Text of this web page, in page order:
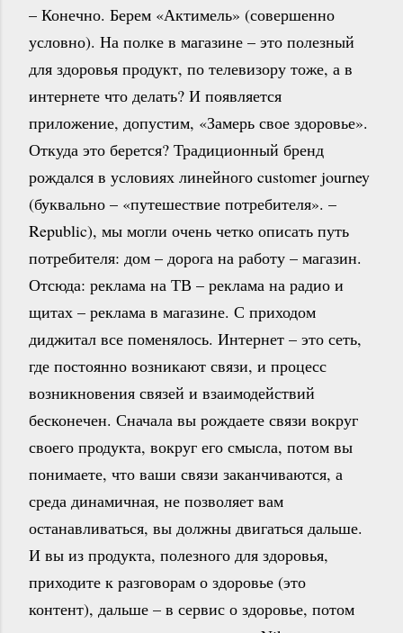
– Конечно. Берем «Актимель» (совершенно
условно). На полке в магазине – это полезный
для здоровья продукт, по телевизору тоже, а в
интернете что делать? И появляется
приложение, допустим, «Замерь свое здоровье».
Откуда это берется? Традиционный бренд
рождался в условиях линейного customer journey
(буквально – «путешествие потребителя». –
Republic), мы могли очень четко описать путь
потребителя: дом – дорога на работу – магазин.
Отсюда: реклама на ТВ – реклама на радио и
щитах – реклама в магазине. С приходом
диджитал все поменялось. Интернет – это сеть,
где постоянно возникают связи, и процесс
возникновения связей и взаимодействий
бесконечен. Сначала вы рождаете связи вокруг
своего продукта, вокруг его смысла, потом вы
понимаете, что ваши связи заканчиваются, а
среда динамичная, не позволяет вам
останавливаться, вы должны двигаться дальше.
И вы из продукта, полезного для здоровья,
приходите к разговорам о здоровье (это
контент), дальше – в сервис о здоровье, потом